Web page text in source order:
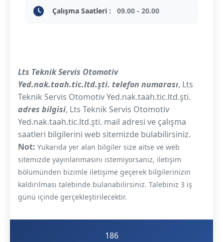
Çalışma Saatleri : 09.00 - 20.00
Lts Teknik Servis Otomotiv
Yed.nak.taah.tic.ltd.şti. telefon numarası, Lts
Teknik Servis Otomotiv Yed.nak.taah.tic.ltd.şti.
adres bilgisi, Lts Teknik Servis Otomotiv
Yed.nak.taah.tic.ltd.şti. mail adresi ve çalışma
saatleri bilgilerini web sitemizde bulabilirsiniz.
Not: Yukarıda yer alan bilgiler size aitse ve web
sitemizde yayınlanmasını istemiyorsanız, iletişim
bölümünden bizimle iletişime geçerek bilgilerinizin
kaldırılması talebinde bulanabilirsiniz. Talebiniz 3 iş
günü içinde gerçekleştirilecektir.
186